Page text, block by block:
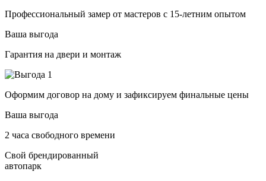
Профессиональный замер от мастеров с 15-летним опытом
Ваша выгода
Гарантия на двери и монтаж
Оформим договор на дому и зафиксируем финальные цены
Ваша выгода
2 часа свободного времени
Свой брендированный
автопарк